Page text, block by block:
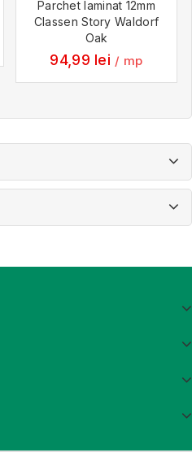
Parchet laminat 12mm
Classen Story Waldorf
Oak
94,99 lei / mp